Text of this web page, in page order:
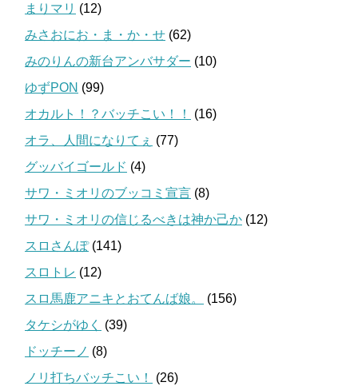
まりマリ (12)
みさおにお・ま・か・せ (62)
みのりんの新台アンバサダー (10)
ゆずPON (99)
オカルト！？バッチこい！！
(16)
オラ、人間になりてぇ (77)
グッバイゴールド (4)
サワ・ミオリのブッコミ宣言 (8)
サワ・ミオリの信じるべきは神か己か (12)
スロさんぽ(141)
スロトレ (12)
スロ馬鹿アニキとおてんば娘。
(156)
タケシがゆく
(39)
ドッチーノ (8)
ノリ打ちバッチこい！
(26)